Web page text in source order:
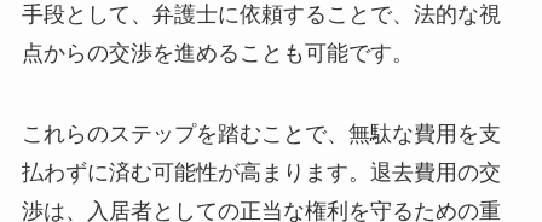
手段として、弁護士に依頼することで、法的な視
点からの交渉を進めることも可能です。
これらのステップを踏むことで、無駄な費用を支
払わずに済む可能性が高まります。退去費用の交
渉は、入居者としての正当な権利を守るための重